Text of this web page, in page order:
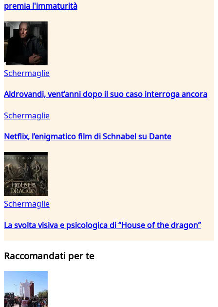
premia l'immaturità
Schermaglie
Aldrovandi, vent’anni dopo il suo caso interroga ancora
Schermaglie
Netflix, l’enigmatico film di Schnabel su Dante
Schermaglie
La svolta visiva e psicologica di “House of the dragon”
Raccomandati per te